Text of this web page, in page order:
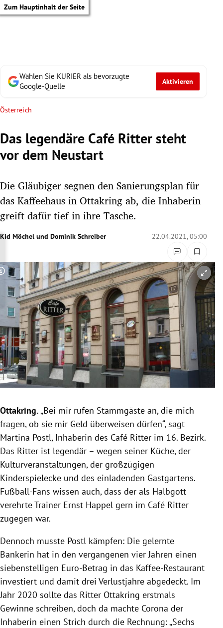
Zum Hauptinhalt der Seite
Untermenü
Untermenü
Untermenü
Untermenü
Untermenü
Untermenü
Untermenü
Untermenü
Wählen Sie KURIER als bevorzugte
Google-Quelle
Aktivieren
Österreich
Das legendäre Café Ritter steht
vor dem Neustart
Die Gläubiger segnen den Sanierungsplan für
das Kaffeehaus in Ottakring ab, die Inhaberin
greift dafür tief in ihre Tasche.
Kid Möchel und Dominik Schreiber 22.04.2021, 05:00
Copyright-Hinweis öffnen/schließen
Ottakring.„Bei mir rufen Stammgäste an, die mich
fragen, ob sie mir Geld überweisen dürfen“, sagt
Martina Postl, Inhaberin des Café Ritter im 16. Bezirk.
Das Ritter ist legendär – wegen seiner Küche, der
Kulturveranstaltungen, der großzügigen
Kinderspielecke und des einladenden Gastgartens.
Fußball-Fans wissen auch, dass der als Halbgott
verehrte Trainer Ernst Happel gern im Café Ritter
zugegen war.
Dennoch musste Postl kämpfen: Die gelernte
Bankerin hat in den vergangenen vier Jahren einen
siebenstelligen Euro-Betrag in das Kaffee-Restaurant
investiert und damit drei Verlustjahre abgedeckt. Im
Jahr 2020 sollte das Ritter Ottakring erstmals
Gewinne schreiben, doch da machte Corona der
Inhaberin einen Strich durch die Rechnung: „Sechs